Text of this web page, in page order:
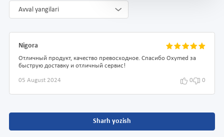
Avval yangilari
Nigora
Отличный продукт, качество превосходное. Спасибо Oxymed за
быструю доставку и отличный сервис!
05 August 2024 0 0
Sharh yozish